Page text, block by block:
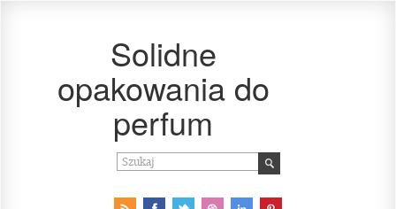
Solidne
opakowania do
perfum